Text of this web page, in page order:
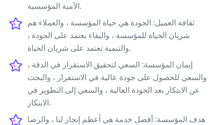
الأمية المؤسسية.
ثقافة العميل: الجودة هي حياة المؤسسة ، والعملاء هم
شريان الحياة للمؤسسة ، والبقاء يعتمد على الجودة ،
والتنمية تعتمد على شريان الحياة.
إيمان المؤسسة: السعي لتحقيق الاستقرار في الدقة ،
والسعي للحصول على جودة عالية في الاستقرار ، والبحث
عن الابتكار بعد الجودة العالية ، والسعي إلى التطوير في
الابتكار.
هدف المؤسسة: أفضل خدمة هي أعظم إنجاز لنا ، والرضا